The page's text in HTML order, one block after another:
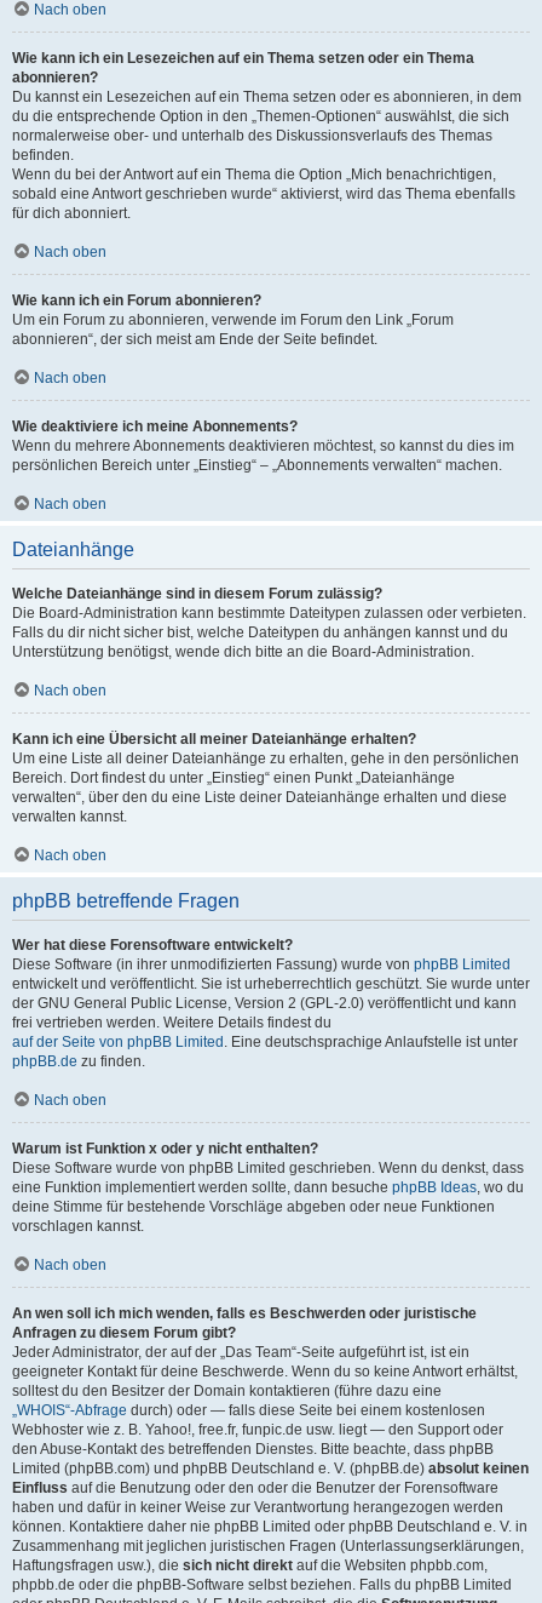
Nach oben
Wie kann ich ein Lesezeichen auf ein Thema setzen oder ein Thema
abonnieren?
Du kannst ein Lesezeichen auf ein Thema setzen oder es abonnieren, in dem
du die entsprechende Option in den „Themen-Optionen“ auswählst, die sich
normalerweise ober- und unterhalb des Diskussionsverlaufs des Themas
befinden.
Wenn du bei der Antwort auf ein Thema die Option „Mich benachrichtigen,
sobald eine Antwort geschrieben wurde“ aktivierst, wird das Thema ebenfalls
für dich abonniert.
Nach oben
Wie kann ich ein Forum abonnieren?
Um ein Forum zu abonnieren, verwende im Forum den Link „Forum
abonnieren“, der sich meist am Ende der Seite befindet.
Nach oben
Wie deaktiviere ich meine Abonnements?
Wenn du mehrere Abonnements deaktivieren möchtest, so kannst du dies im
persönlichen Bereich unter „Einstieg“ – „Abonnements verwalten“ machen.
Nach oben
Dateianhänge
Welche Dateianhänge sind in diesem Forum zulässig?
Die Board-Administration kann bestimmte Dateitypen zulassen oder verbieten.
Falls du dir nicht sicher bist, welche Dateitypen du anhängen kannst und du
Unterstützung benötigst, wende dich bitte an die Board-Administration.
Nach oben
Kann ich eine Übersicht all meiner Dateianhänge erhalten?
Um eine Liste all deiner Dateianhänge zu erhalten, gehe in den persönlichen
Bereich. Dort findest du unter „Einstieg“ einen Punkt „Dateianhänge
verwalten“, über den du eine Liste deiner Dateianhänge erhalten und diese
verwalten kannst.
Nach oben
phpBB betreffende Fragen
Wer hat diese Forensoftware entwickelt?
Diese Software (in ihrer unmodifizierten Fassung) wurde von phpBB Limited
entwickelt und veröffentlicht. Sie ist urheberrechtlich geschützt. Sie wurde unter
der GNU General Public License, Version 2 (GPL-2.0) veröffentlicht und kann
frei vertrieben werden. Weitere Details findest du
auf der Seite von phpBB Limited . Eine deutschsprachige Anlaufstelle ist unter
phpBB.de zu finden.
Nach oben
Warum ist Funktion x oder y nicht enthalten?
Diese Software wurde von phpBB Limited geschrieben. Wenn du denkst, dass
eine Funktion implementiert werden sollte, dann besuche phpBB Ideas, wo du
deine Stimme für bestehende Vorschläge abgeben oder neue Funktionen
vorschlagen kannst.
Nach oben
An wen soll ich mich wenden, falls es Beschwerden oder juristische
Anfragen zu diesem Forum gibt?
Jeder Administrator, der auf der „Das Team“-Seite aufgeführt ist, ist ein
geeigneter Kontakt für deine Beschwerde. Wenn du so keine Antwort erhältst,
solltest du den Besitzer der Domain kontaktieren (führe dazu eine
„WHOIS“-Abfrage durch) oder — falls diese Seite bei einem kostenlosen
Webhoster wie z. B. Yahoo!, free.fr, funpic.de usw. liegt — den Support oder
den Abuse-Kontakt des betreffenden Dienstes. Bitte beachte, dass phpBB
Limited (phpBB.com) und phpBB Deutschland e. V. (phpBB.de) absolut keinen
Einfluss auf die Benutzung oder den oder die Benutzer der Forensoftware
haben und dafür in keiner Weise zur Verantwortung herangezogen werden
können. Kontaktiere daher nie phpBB Limited oder phpBB Deutschland e. V. in
Zusammenhang mit jeglichen juristischen Fragen (Unterlassungserklärungen,
Haftungsfragen usw.), die sich nicht direkt auf die Websiten phpbb.com,
phpbb.de oder die phpBB-Software selbst beziehen. Falls du phpBB Limited